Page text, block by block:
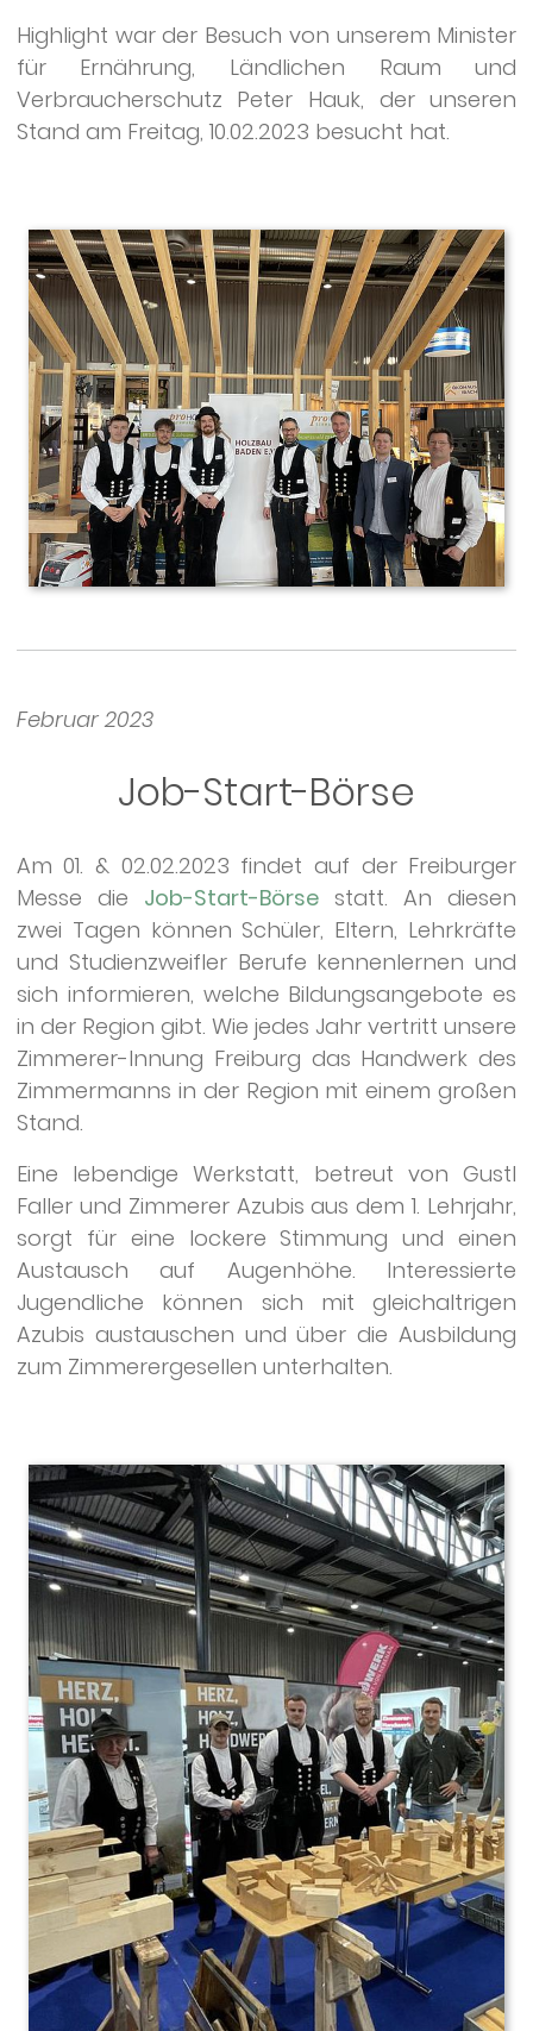
Highlight war der Besuch von unserem Minister
für Ernährung, Ländlichen Raum und
Verbraucherschutz Peter Hauk, der unseren
Stand am Freitag, 10.02.2023 besucht hat.
Februar 2023
Job-Start-Börse
Am 01. & 02.02.2023 findet auf der Freiburger
Messe die Job-Start-Börsestatt. An diesen
zwei Tagen können Schüler, Eltern, Lehrkräfte
und Studienzweifler Berufe kennenlernen und
sich informieren, welche Bildungsangebote es
in der Region gibt. Wie jedes Jahr vertritt unsere
Zimmerer-Innung Freiburg das Handwerk des
Zimmermanns in der Region mit einem großen
Stand.
Eine lebendige Werkstatt, betreut von Gustl
Faller und Zimmerer Azubis aus dem 1. Lehrjahr,
sorgt für eine lockere Stimmung und einen
Austausch auf Augenhöhe. Interessierte
Jugendliche können sich mit gleichaltrigen
Azubis austauschen und über die Ausbildung
zum Zimmerergesellen unterhalten.